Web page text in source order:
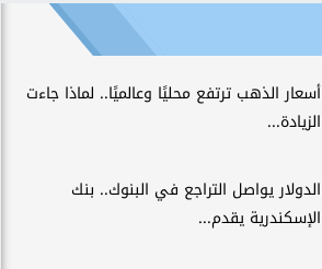
أسعار الذهب ترتفع محليًا وعالميًا.. لماذا جاءت
الزيادة...
الدولار يواصل التراجع في البنوك.. بنك
الإسكندرية يقدم...